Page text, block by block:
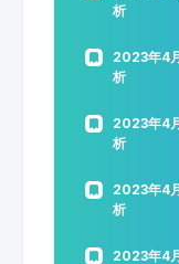
析
2023年4
析
2023年4
析
2023年4
析
2023年4